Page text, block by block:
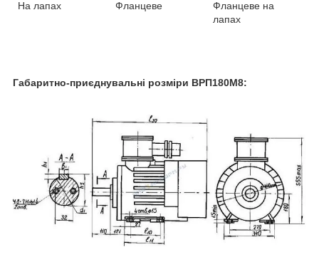
На лапах Фланцеве
Фланцеве на
лапах
Габаритно-приєднувальні розміри ВРП180М8: